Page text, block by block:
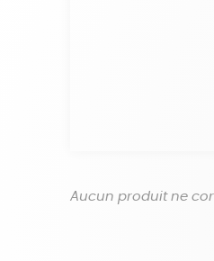
Aucun produit ne